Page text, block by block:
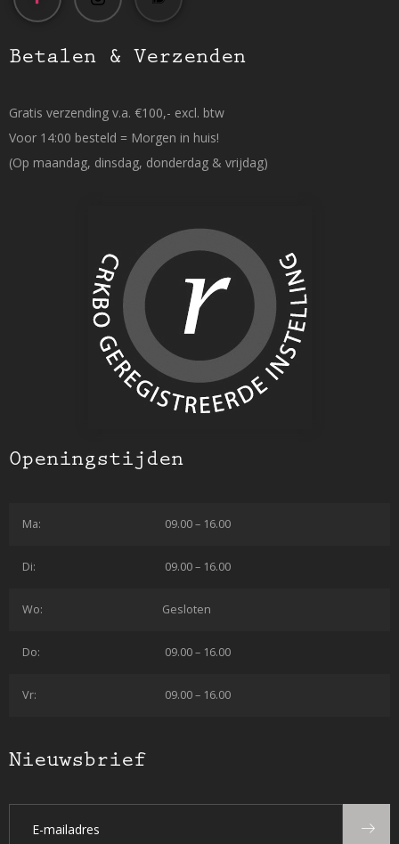
Betalen & Verzenden
Gratis verzending v.a. €100,- excl. btw
Voor 14:00 besteld = Morgen in huis!
(Op maandag, dinsdag, donderdag & vrijdag)
Openingstijden
Ma: 09.00 – 16.00
Di: 09.00 – 16.00
Wo: Gesloten
Do: 09.00 – 16.00
Vr: 09.00 – 16.00
Nieuwsbrief